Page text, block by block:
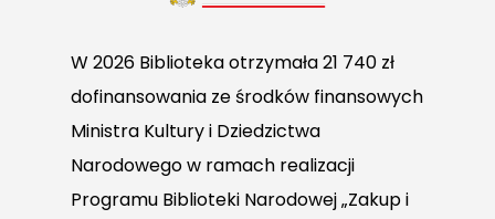
W 2026 Biblioteka otrzymała 21 740 zł
dofinansowania ze środków finansowych
Ministra Kultury i Dziedzictwa
Narodowego w ramach realizacji
Programu Biblioteki Narodowej „Zakup i